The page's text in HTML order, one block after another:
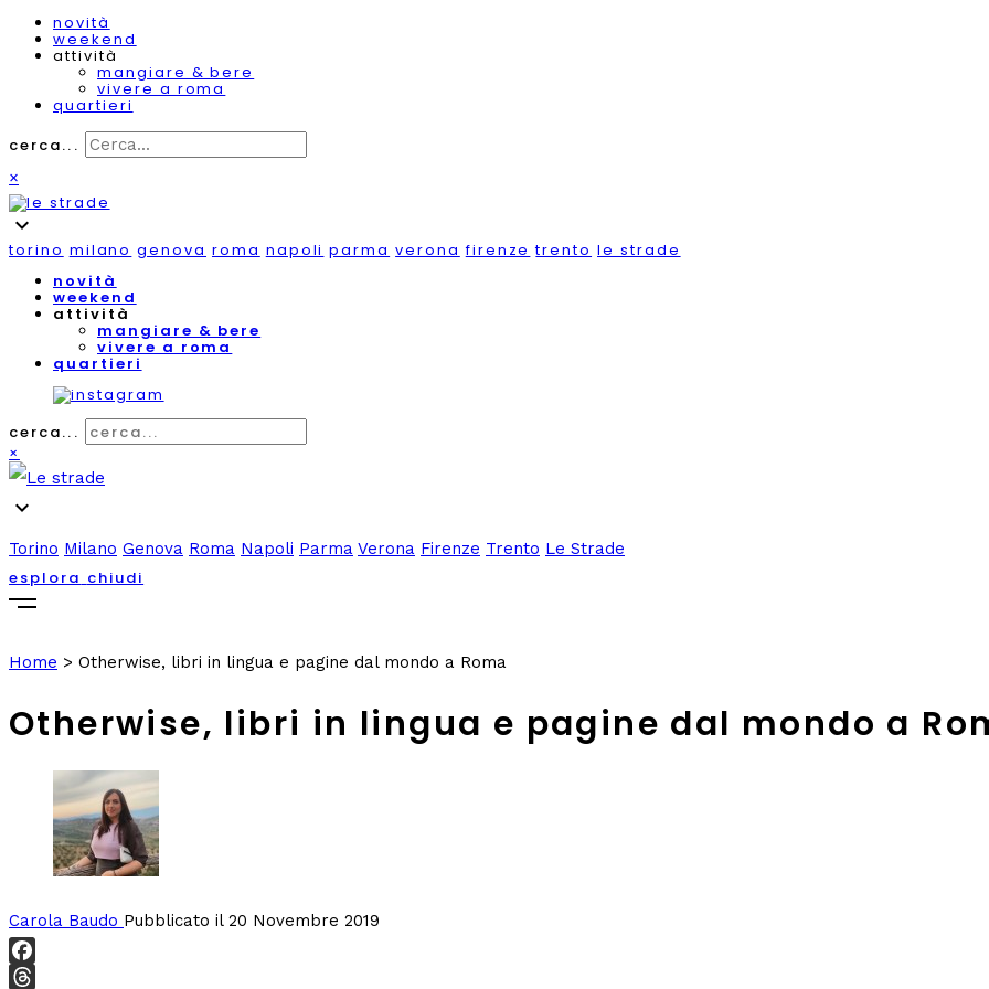
novità
weekend
attività
mangiare & bere
vivere a roma
quartieri
cerca...
×
expand_more
torino milano genova roma napoli parma verona firenze trento le strade
novità
weekend
attività
mangiare & bere
vivere a roma
quartieri
cerca...
×
expand_more
Torino Milano Genova Roma Napoli Parma Verona Firenze Trento Le Strade
esplora chiudi
Home > Otherwise, libri in lingua e pagine dal mondo a Roma
Otherwise, libri in lingua e pagine dal mondo a
Carola Baudo Pubblicato il 20 Novembre 2019
Facebook